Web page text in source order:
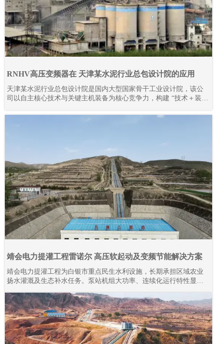
RNHV高压变频器在 天津某水泥行业总包设计院的应用
天津某水泥行业总包设计院是国内大型国家骨干工业设计院，该公
司以自主核心技术与关键主机装备为核心竞争力，构建 “技术＋装
备成套供货、工程建设、监理、生产运营及备品备件服务的完整产
靖会电力提灌工程雷诺尔 高压软起动及变频节能解决方案
靖会电力提灌工程为白银市重点民生水利设施，长期承担区域农业
扬水灌溉及生态补水任务。泵站机组大功率、连续化运行特性显
全域规模化应用上海雷诺尔高压产品，目前现场部署高压软起动柜
80余台、高压变频器20余台，设备分阶段投运、迭代升级。2015年
至今批量接入高压产品，全系列设备经长期工况验证，运行状态稳
定可靠。